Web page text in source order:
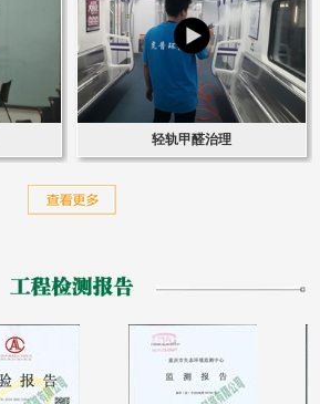
轻轨甲醛治理